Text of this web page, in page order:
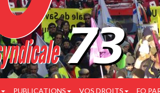
PUBLICATIONS VOS DROITS FO